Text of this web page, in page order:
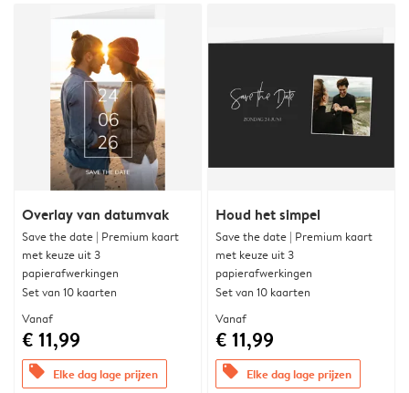
Overlay van datumvak
Save the date | Premium kaart
met keuze uit 3
papierafwerkingen
Set van 10 kaarten
Vanaf
€ 11,99
offers Elke dag lage prijzen
Houd het simpel
Save the date | Premium kaart
met keuze uit 3
papierafwerkingen
Set van 10 kaarten
Vanaf
€ 11,99
offers Elke dag lage prijzen